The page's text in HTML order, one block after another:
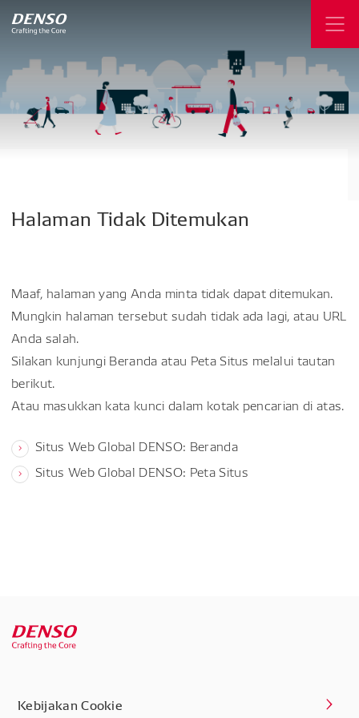
Halaman Tidak Ditemukan
Maaf, halaman yang Anda minta tidak dapat ditemukan.
Mungkin halaman tersebut sudah tidak ada lagi, atau URL
Anda salah.
Silakan kunjungi Beranda atau Peta Situs melalui tautan
berikut.
Atau masukkan kata kunci dalam kotak pencarian di atas.
Situs Web Global DENSO: Beranda
Situs Web Global DENSO: Peta Situs
Kebijakan Cookie